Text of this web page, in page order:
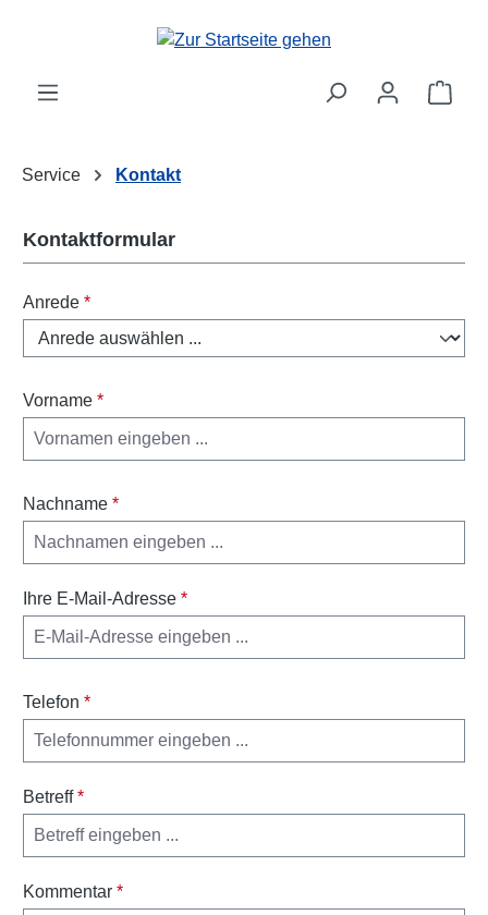
Zum Hauptinhalt springen
Service Kontakt
Kontaktformular
Anrede *
Vorname *
Nachname *
Ihre E-Mail-Adresse *
Telefon *
Betreff*
Kommentar *